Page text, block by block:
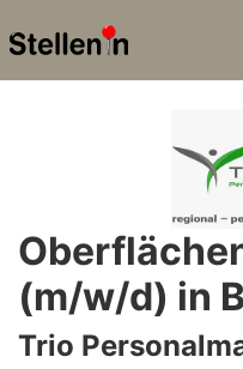
(m/w/d) in
Trio